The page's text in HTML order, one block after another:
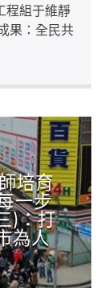
程組于維靜
果：全民共
培育
一步
)：打
為人